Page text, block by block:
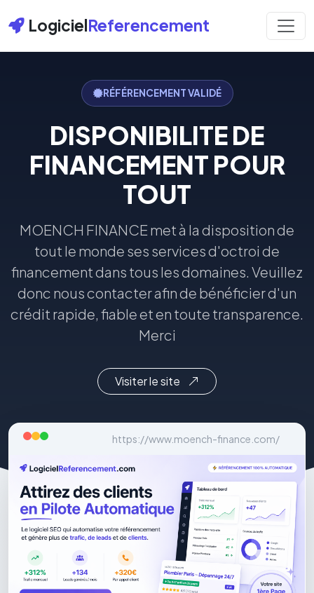
LogicielReferencement
RÉFÉRENCEMENT VALIDÉ
DISPONIBILITE DE
FINANCEMENT POUR
TOUT
MOENCH FINANCE met à la disposition de
tout le monde ses services d'octroi de
financement dans tous les domaines. Veuillez
donc nous contacter afin de bénéficier d'un
crédit rapide, fiable et en toute transparence.
Merci
Visiter le site
https://www.moench-finance.com/